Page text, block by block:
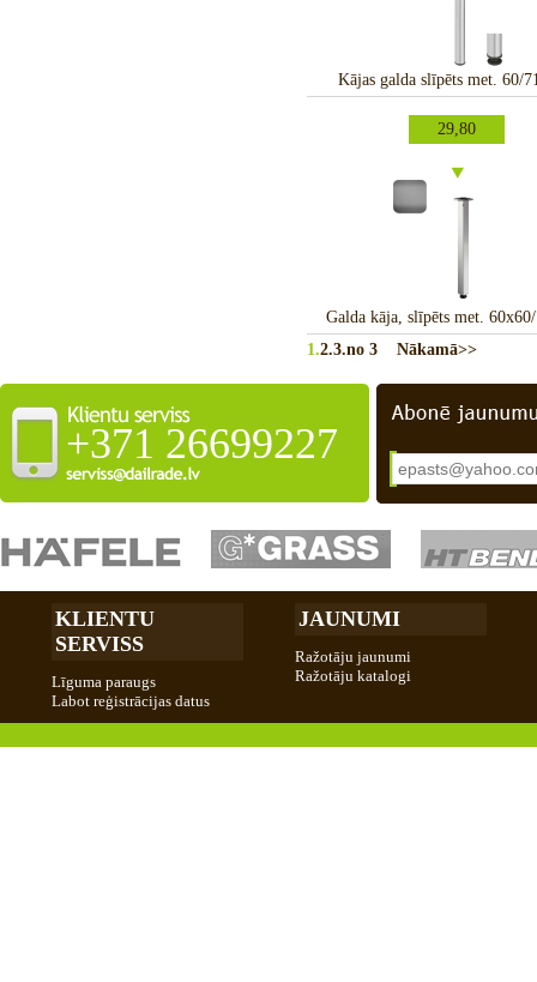
Kājas galda slīpēts met. 60/
29,80
Galda kāja, slīpēts met.
1.2.3.no 3 Nākamā>>
+371 26699227
KLIENTU
SERVISS
Līguma paraugs
Labot reģistrācijas datus
JAUNUMI
Ražotāju jaunumi
Ražotāju katalogi